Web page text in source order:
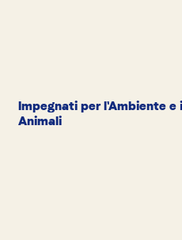
Impegnati per l'Ambiente e
Animali